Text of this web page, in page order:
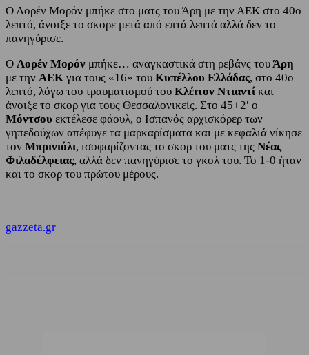
Ο Λορέν Μορόν μπήκε στο ματς του Άρη με την ΑΕΚ στο 40ο
λεπτό, άνοιξε το σκορε μετά από επτά λεπτά αλλά δεν το
πανηγύρισε.
Ο Λορέν Μορόν μπήκε… αναγκαστικά στη ρεβάνς τουΆρη
με την ΑΕΚ για τους «16» του Κυπέλλου Ελλάδας, στο 40ο
λεπτό, λόγω του τραυματισμού του Κλέιτον Ντιαντί και
άνοιξε το σκορ για τους Θεσσαλονικείς. Στο 45+2′ o
Μόντσου εκτέλεσε φάουλ, ο Ισπανός αρχισκόρερ των
γηπεδούχων απέφυγε τα μαρκαρίσματα και με κεφαλιά νίκησε
τον Μπρινιόλι, ισοφαρίζοντας το σκορ του ματς της Νέας
Φιλαδέλφειας, αλλά δεν πανηγύρισε το γκολ του. Το 1-0 ήταν
και το σκορ του πρώτου μέρους.
gazzeta.gr